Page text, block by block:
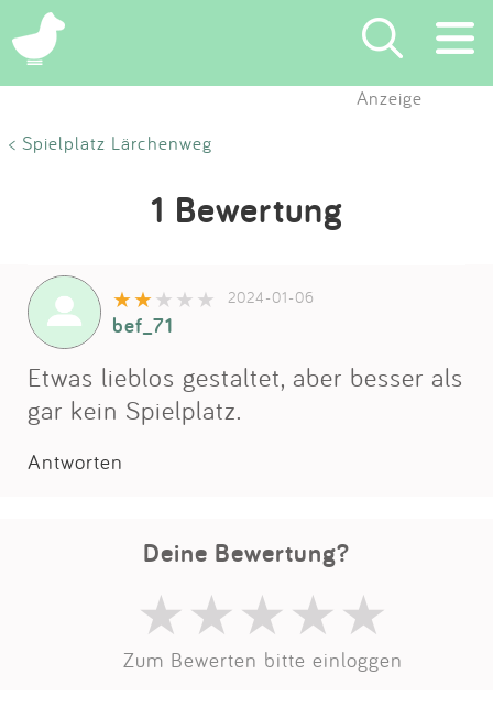
Eintragen
Partner
Anzeige
< Spielplatz Lärchenweg
1 Bewertung
2024-01-06
bef_71
Etwas lieblos gestaltet, aber besser als
gar kein Spielplatz.
Antworten
Deine Bewertung?
Zum Bewerten bitte einloggen